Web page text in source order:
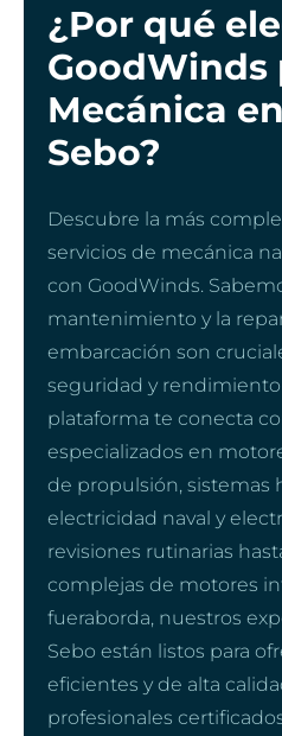
¿Por qué
GoodWinds
Mecánica
Sebo?
Descubre la más
servicios de mecánica
con GoodWinds.
mantenimiento y la
embarcación son
seguridad y
plataforma te conecta
especializados en
de propulsión, sistemas
electricidad naval y
revisiones rutinarias
complejas de motores
fueraborda, nuestros
Sebo están listos para
eficientes y de alta
profesionales